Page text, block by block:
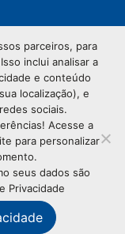
- Todos os
parceiros, para
inclui analisar a
e conteúdo
localização), e
sociais.
Acesse a
para personalizar
seus dados são
Privacidade